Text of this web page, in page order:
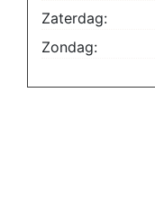
Zaterdag:
Zondag: